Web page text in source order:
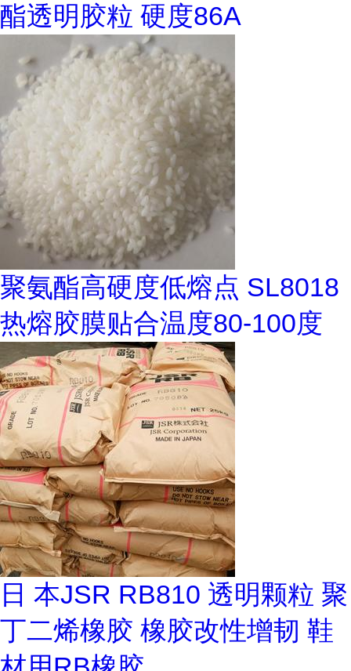
酯透明胶粒 硬度86A
聚氨酯高硬度低熔点 SL8018
热熔胶膜贴合温度80-100度
日 本JSR RB810 透明颗粒 聚
丁二烯橡胶 橡胶改性增韧 鞋